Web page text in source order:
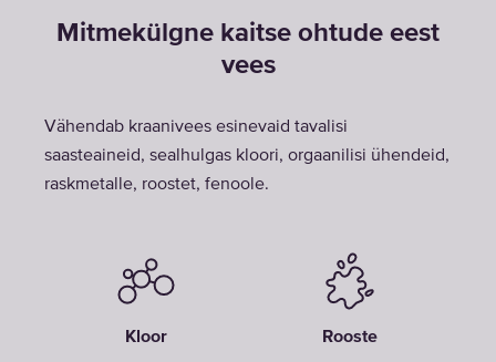
Mitmekülgne kaitse ohtude eest
vees
Vähendab kraanivees esinevaid tavalisi
saasteaineid, sealhulgas kloori, orgaanilisi ühendeid,
raskmetalle, roostet, fenoole.
Kloor Rooste